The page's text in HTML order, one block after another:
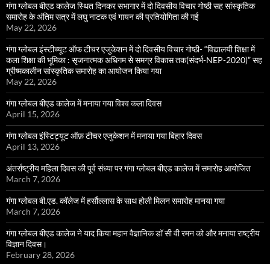
गंगा ग्लोबल बीएड कालेज स्थित दिनकर सभागार में दो दिवसीय विचार गोष्ठी सह सांस्कृतिक
समारोह के अंतिम सत्र में लघु नाटक एवं गायन की प्रतियोगिता की गई
May 22, 2026
गंगा ग्लोबल इंस्टीच्यूट ऑफ टीचर एजुकेशन में दो दिवसीय विचार गोष्ठी- “विद्यालयी शिक्षा में
कला शिक्षा की भूमिका : सृजनात्मक अधिगम से समग्र विकास तक(संदर्भ-NEP-2020)” सह
ग्रीष्मकालीन सांस्कृतिक समारोह का आयोजन किया गया
May 22, 2026
गंगा ग्लोबल बीएड कालेज में मनाया गया विश्व कला दिवस
April 15, 2026
गंगा ग्लोबल इंस्टिट्यूट ऑफ़ टीचर एजुकेशन में मनाया गया बिहार दिवस
April 13, 2026
अंतर्राष्ट्रीय महिला दिवस की पूर्व संध्या पर गंगा ग्लोबल बीएड कालेज में समारोह आयोजित
March 7, 2026
गंगा ग्लोबल बी.एड. कॉलेज में हर्सौल्लास के साथ होली मिलन समारोह मानया गया
March 7, 2026
गंगा ग्लोबल बीएड कालेज ने याद किया महान वैज्ञानिक डॉ सी वी रमन को और मनाया राष्ट्रीय
विज्ञान दिवस।
February 28, 2026